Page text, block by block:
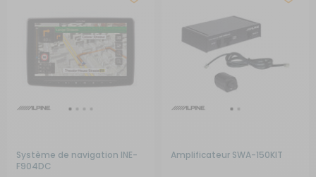
Système de navigation INE-
F904DC
Amplificateur SWA-150KIT